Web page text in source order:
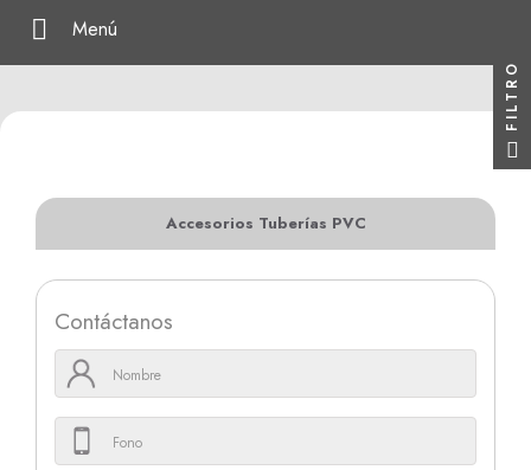
Menú
Accesorios Tuberías PVC
Contáctanos
FILTRO